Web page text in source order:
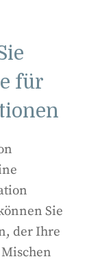
für
Sie
der Ihre